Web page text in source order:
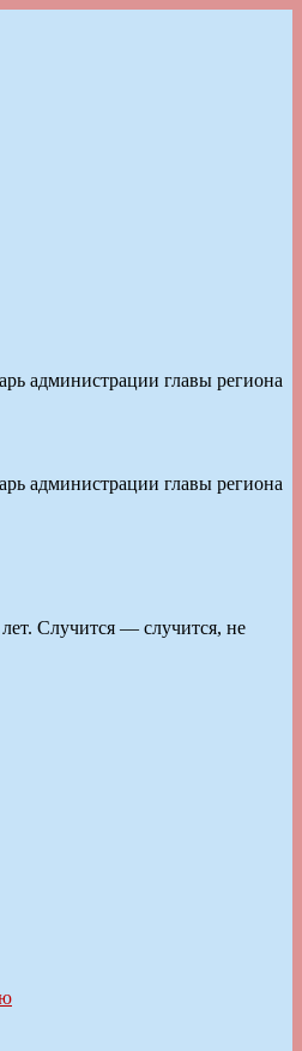
администрации главы региона
администрации главы региона
Случится — случится, не